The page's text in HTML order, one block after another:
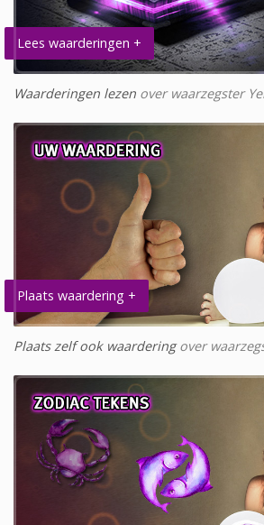
Lees waarderingen +
Waarderingen lezen over waarzegster
Plaats waardering +
Plaats zelf ook waarderingover